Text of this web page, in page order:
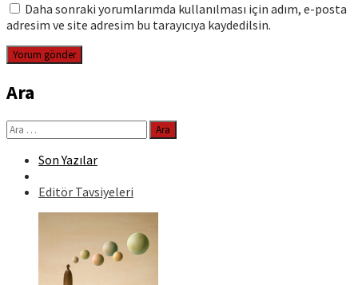
Daha sonraki yorumlarımda kullanılması için adım, e-posta
adresim ve site adresim bu tarayıcıya kaydedilsin.
Ara
Arama:
Son Yazılar
Editör Tavsiyeleri